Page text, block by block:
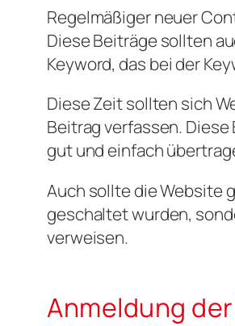
Regelmäßiger neuer
Diese Beiträge sollten
Keyword, das bei der
Diese Zeit sollten sich
Beitrag verfassen.
gut und einfach
Auch sollte die Website
geschaltet wurden,
verweisen.
Anmeldung